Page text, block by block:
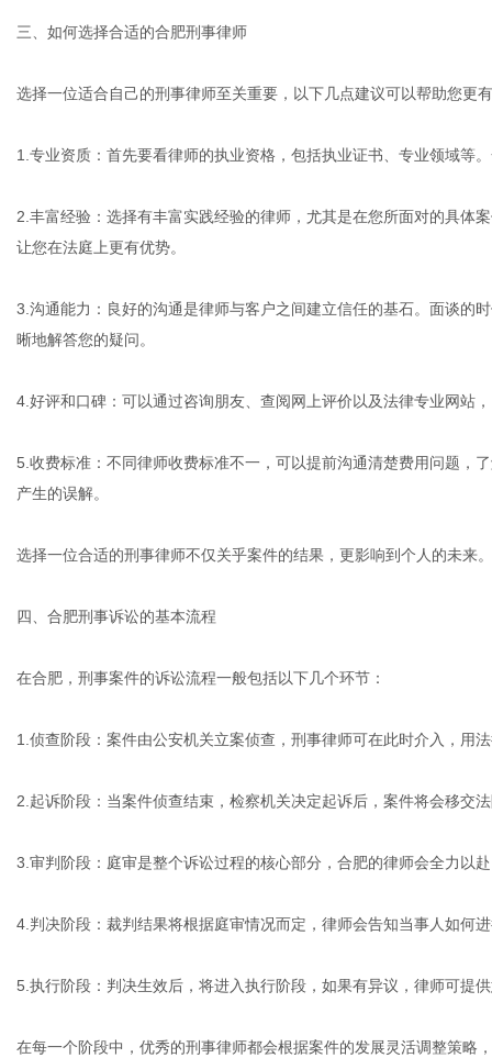
三、如何选择合适的合肥刑事律师
选择一位适合自己的刑事律师至关重要，以下几点建议可以帮助您更
1.专业资质：首先要看律师的执业资格，包括执业证书、专业领域等
2.丰富经验：选择有丰富实践经验的律师，尤其是在您所面对的具体
让您在法庭上更有优势。
3.沟通能力：良好的沟通是律师与客户之间建立信任的基石。面谈的
晰地解答您的疑问。
4.好评和口碑：可以通过咨询朋友、查阅网上评价以及法律专业网站
5.收费标准：不同律师收费标准不一，可以提前沟通清楚费用问题，
产生的误解。
选择一位合适的刑事律师不仅关乎案件的结果，更影响到个人的未来
四、合肥刑事诉讼的基本流程
在合肥，刑事案件的诉讼流程一般包括以下几个环节：
1.侦查阶段：案件由公安机关立案侦查，刑事律师可在此时介入，用
2.起诉阶段：当案件侦查结束，检察机关决定起诉后，案件将会移交
3.审判阶段：庭审是整个诉讼过程的核心部分，合肥的律师会全力以
4.判决阶段：裁判结果将根据庭审情况而定，律师会告知当事人如何
5.执行阶段：判决生效后，将进入执行阶段，如果有异议，律师可提
在每一个阶段中，优秀的刑事律师都会根据案件的发展灵活调整策略